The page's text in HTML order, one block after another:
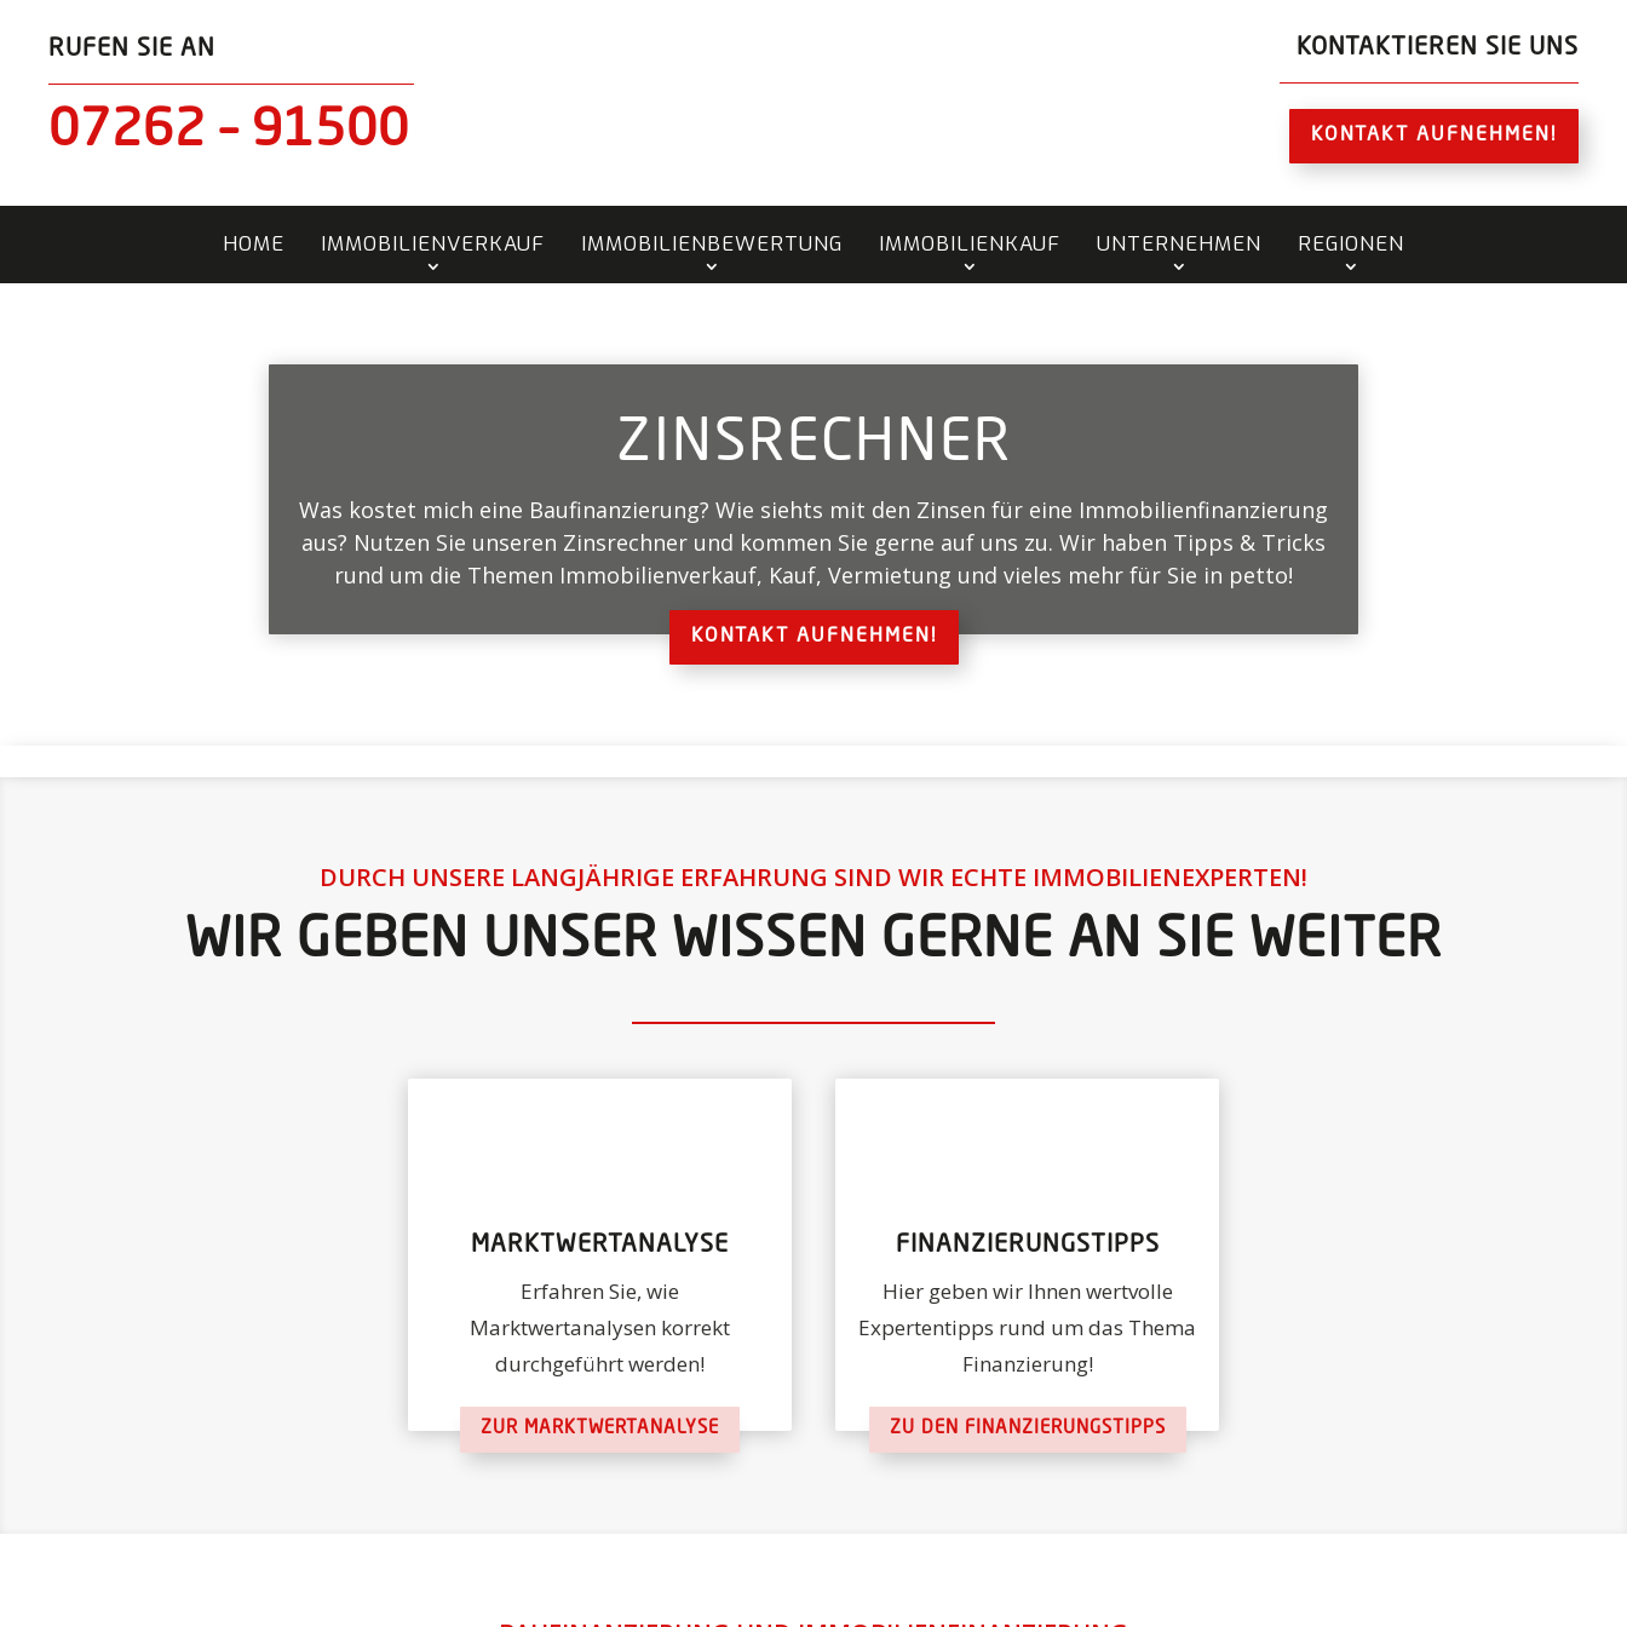
RUFEN SIE AN
07262 – 91500
KONTAKTIEREN SIE UNS
KONTAKT AUFNEHMEN!
HOME IMMOBILIENVERKAUF IMMOBILIENBEWERTUNG IMMOBILIENKAUF UNTERNEHMEN REGIONEN
ZINSRECHNER
Was kostet mich eine Baufinanzierung? Wie siehts mit den Zinsen für eine Immobilienfinanzierung
aus? Nutzen Sie unseren Zinsrechner und kommen Sie gerne auf uns zu. Wir haben Tipps & Tricks
rund um die Themen Immobilienverkauf, Kauf, Vermietung und vieles mehr für Sie in petto!
KONTAKT AUFNEHMEN!
DURCH UNSERE LANGJÄHRIGE ERFAHRUNG SIND WIR ECHTE IMMOBILIENEXPERTEN!
WIR GEBEN UNSER WISSEN GERNE AN SIE WEITER
MARKTWERTANALYSE
Erfahren Sie, wie
Marktwertanalysen korrekt
durchgeführt werden!
ZUR MARKTWERTANALYSE
FINANZIERUNGSTIPPS
Hier geben wir Ihnen wertvolle
Expertentipps rund um das Thema
Finanzierung!
ZU DEN FINANZIERUNGSTIPPS